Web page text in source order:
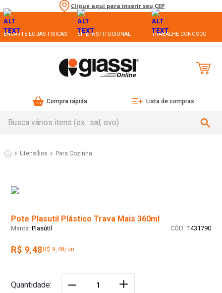
Clique aqui para inserir seu CEP
ENCARTE LOJAS FÍSICAS SITE INSTITUCIONAL TRABALHE CONOSCO
Compra rápida Lista de compras
Utensílios Para Cozinha
Pote Plasutil Plástico Trava Mais 360ml
Plasútil : 1431790
R$ 9,48 R$ 9,48/un
Quantidade ＋